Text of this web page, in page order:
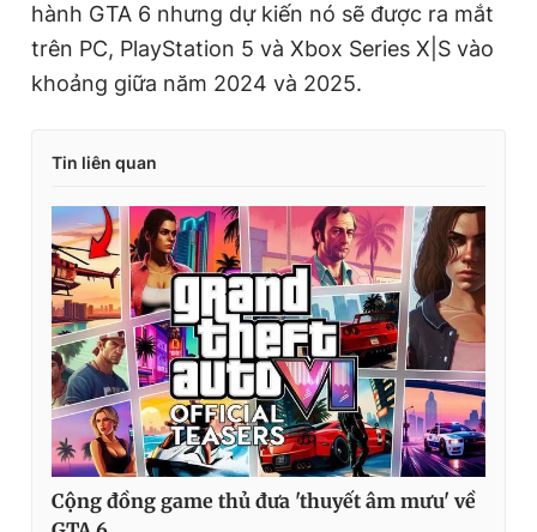
hành GTA 6 nhưng dự kiến nó sẽ được ra mắt
trên PC, PlayStation 5 và Xbox Series X|S vào
khoảng giữa năm 2024 và 2025.
Tin liên quan
Cộng đồng game thủ đưa 'thuyết âm mưu' về